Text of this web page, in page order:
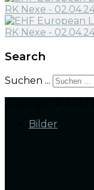
Search
Suchen ...
Bilder